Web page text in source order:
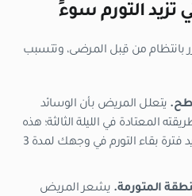
تزيد التورم سوءً
بانتظام من قِبل المرضى، وتتسبب
يتعلل المريض بأن الوسائد
المعتادة في الليلة الثالثة؛ هذه
الهفوة المنفردة كفيلة بتمديد فترة بقاء التورم في وجهك لمدة 3
يشعر المريض